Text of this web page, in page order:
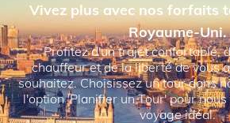
Vivez plus avec nos forfaits
Royaume-Uni.
Profitez d'un trajet confortable,
chauffeur et de la liberté de vous
souhaitez. Choisissez un tour dans
l'option 'Planifier un Tour' pour
voyage idéal.